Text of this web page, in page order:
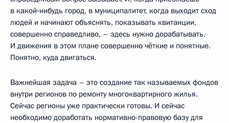
в какой‑нибудь город, в муниципалитет, когда выходит сход
людей и начинают объяснять, показывать квитанции,
совершенно справедливо, – здесь нужно дорабатывать.
И движения в этом плане совершенно чёткие и понятные.
Понятно, куда двигаться.
Важнейшая задача – это создание так называемых фондов
внутри регионов по ремонту многоквартирного жилья.
Сейчас регионы уже практически готовы. И сейчас
необходимо доработать нормативно-правовую базу для